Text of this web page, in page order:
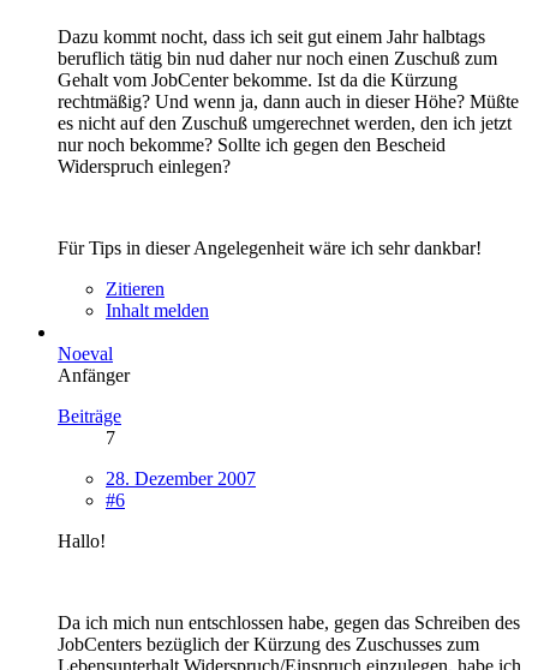
Dazu kommt nocht, dass ich seit gut einem Jahr halbtags
beruflich tätig bin nud daher nur noch einen Zuschuß zum
Gehalt vom JobCenter bekomme. Ist da die Kürzung
rechtmäßig? Und wenn ja, dann auch in dieser Höhe? Müßte
es nicht auf den Zuschuß umgerechnet werden, den ich jetzt
nur noch bekomme? Sollte ich gegen den Bescheid
Widerspruch einlegen?
Für Tips in dieser Angelegenheit wäre ich sehr dankbar!
Zitieren
Inhalt melden
Noeval
Anfänger
Beiträge
7
28. Dezember 2007
#6
Hallo!
Da ich mich nun entschlossen habe, gegen das Schreiben des
JobCenters bezüglich der Kürzung des Zuschusses zum
Lebensunterhalt Widerspruch/Einspruch einzulegen, habe ich